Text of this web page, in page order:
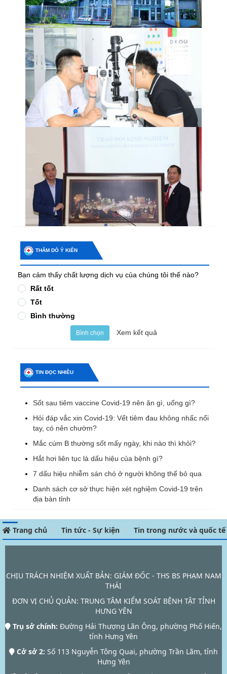
THĂM DÒ Ý KIẾN
Bạn cảm thấy chất lượng dịch vụ của chúng tôi thế nào?
Rất tốt
Tốt
Bình thường
Bình chọn Xem kết quả
TIN ĐỌC NHIỀU
Sốt sau tiêm vaccine Covid-19 nên ăn gì, uống gì?
Hỏi đáp vắc xin Covid-19: Vết tiêm đau không nhấc nổi
tay, có nên chườm?
Mắc cúm B thường sốt mấy ngày, khi nào thì khỏi?
Hắt hơi liên tục là dấu hiệu của bệnh gì?
7 dấu hiệu nhiễm sán chó ở người không thể bỏ qua
Danh sách cơ sở thực hiện xét nghiệm Covid-19 trên
địa bàn tỉnh
Trang chủ Tin tức - Sự kiện Tin trong nước và quốc tế
CHỊU TRÁCH NHIỆM XUẤT BẢN: GIÁM ĐỐC - THS BS PHẠM NAM
THÁI
ĐƠN VỊ CHỦ QUẢN: TRUNG TÂM KIỂM SOÁT BỆNH TẬT TỈNH
HƯNG YÊN
Trụ sở chính: Đường Hải Thượng Lãn Ông, phường Phố Hiến,
tỉnh Hưng Yên
Cở sở 2: Số 113 Nguyễn Tông Quai, phường Trần Lãm, tỉnh
Hưng Yên